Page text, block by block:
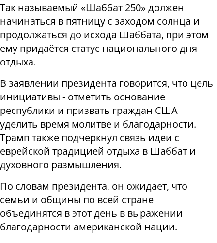
Так называемый «Шаббат 250» должен
начинаться в пятницу с заходом солнца и
продолжаться до исхода Шаббата, при этом
ему придаётся статус национального дня
отдыха.
В заявлении президента говорится, что цель
инициативы - отметить основание
республики и призвать граждан США
уделить время молитве и благодарности.
Трамп также подчеркнул связь идеи с
еврейской традицией отдыха в Шаббат и
духовного размышления.
По словам президента, он ожидает, что
семьи и общины по всей стране
объединятся в этот день в выражении
благодарности американской нации.